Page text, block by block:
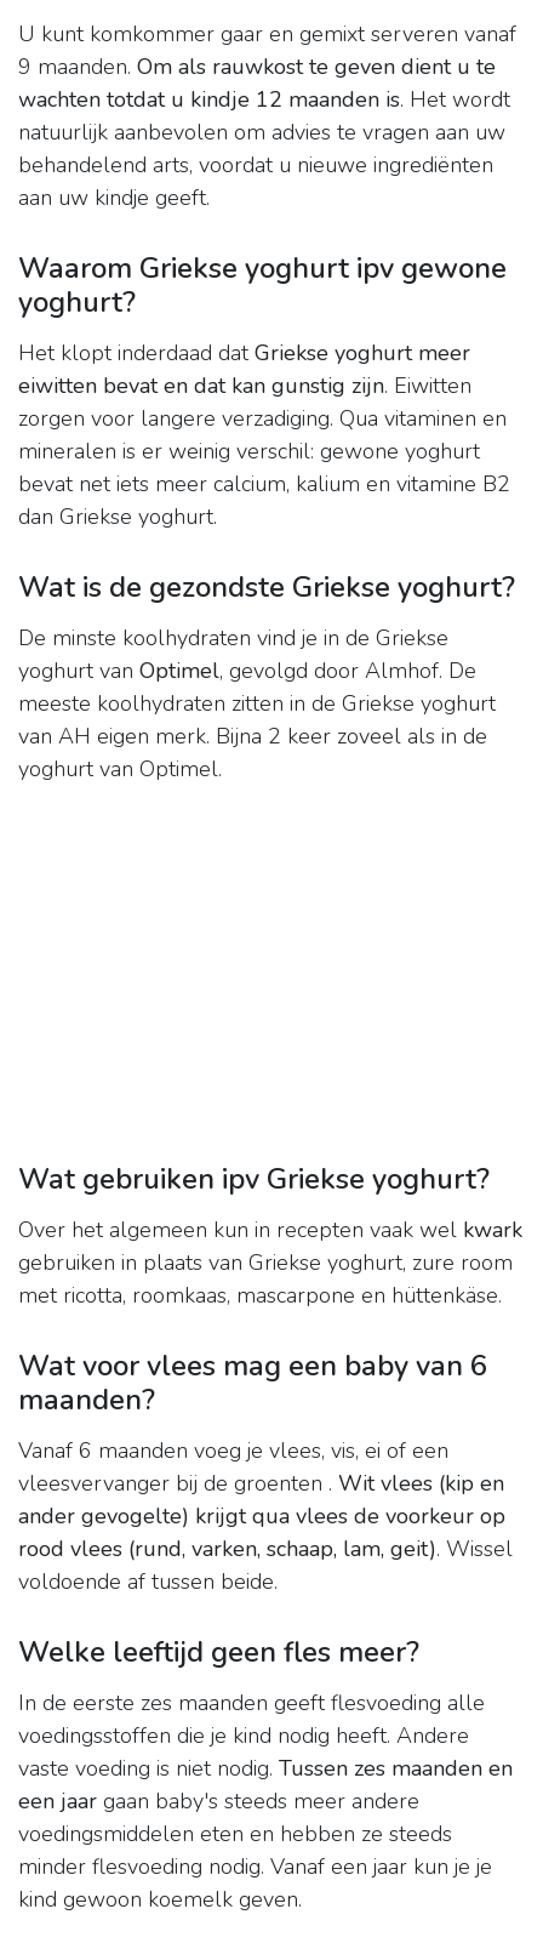
U kunt komkommer gaar en gemixt serveren vanaf
9 maanden. Om als rauwkost te geven dient u te
wachten totdat u kindje 12 maanden is. Het wordt
natuurlijk aanbevolen om advies te vragen aan uw
behandelend arts, voordat u nieuwe ingrediënten
aan uw kindje geeft.
Waarom Griekse yoghurt ipv gewone
yoghurt?
Het klopt inderdaad datGriekse yoghurt meer
eiwitten bevat en dat kan gunstig zijn. Eiwitten
zorgen voor langere verzadiging. Qua vitaminen en
mineralen is er weinig verschil: gewone yoghurt
bevat net iets meer calcium, kalium en vitamine B2
dan Griekse yoghurt.
Wat is de gezondste Griekse yoghurt?
De minste koolhydraten vind je in de Griekse
yoghurt van Optimel, gevolgd door Almhof. De
meeste koolhydraten zitten in de Griekse yoghurt
van AH eigen merk. Bijna 2 keer zoveel als in de
yoghurt van Optimel.
Wat gebruiken ipv Griekse yoghurt?
Over het algemeen kun in recepten vaak wel kwark
gebruiken in plaats van Griekse yoghurt, zure room
met ricotta, roomkaas, mascarpone en hüttenkäse.
Wat voor vlees mag een baby van 6
maanden?
Vanaf 6 maanden voeg je vlees, vis, ei of een
vleesvervanger bij de groenten . Wit vlees (kip en
ander gevogelte) krijgt qua vlees de voorkeur op
rood vlees (rund, varken, schaap, lam, geit). Wissel
voldoende af tussen beide.
Welke leeftijd geen fles meer?
In de eerste zes maanden geeft flesvoeding alle
voedingsstoffen die je kind nodig heeft. Andere
vaste voeding is niet nodig. Tussen zes maanden en
een jaar gaan baby's steeds meer andere
voedingsmiddelen eten en hebben ze steeds
minder flesvoeding nodig. Vanaf een jaar kun je je
kind gewoon koemelk geven.